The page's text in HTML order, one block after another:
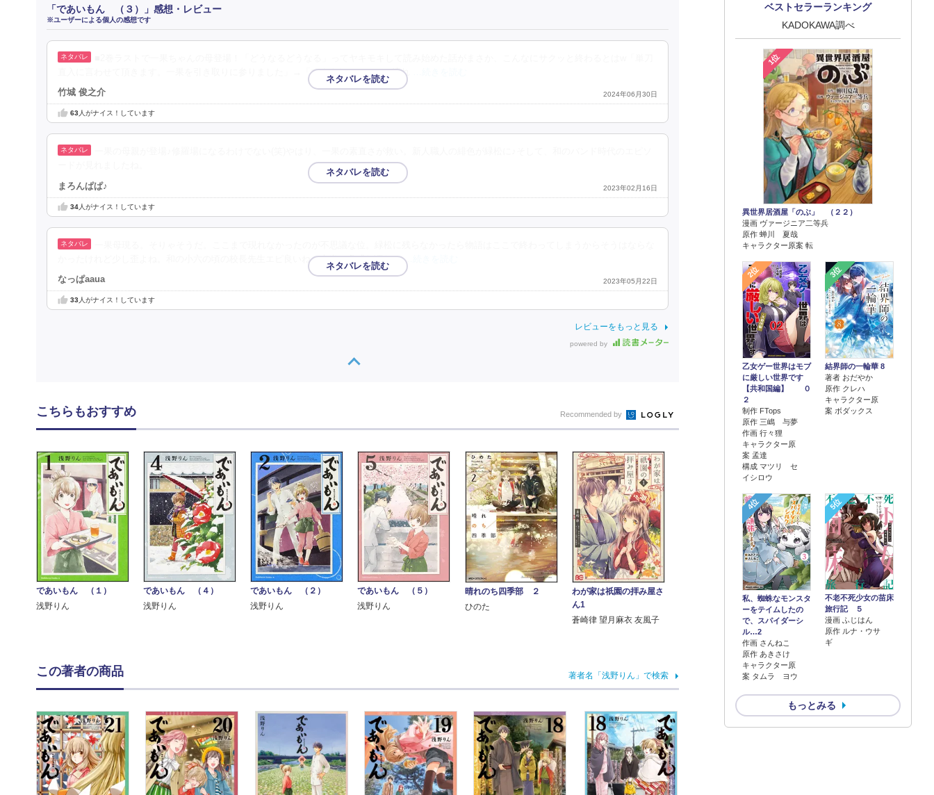
「であいもん （３）」感想・レビュー
※ユーザーによる個人の感想です
直入に言わせて頂きます。一果を引き取りに参りました」→「ですよねぇ！！」の流れ
竹城 俊之介 2024年06月30日
63人がナイス！しています
まろんぱぱ♪ 2023年02月16日
34人がナイス！しています
かったけれど少し歪よね。和の小六の頃の校長先生エピ良いね。本当に多感な頃だか …続きを読む
なっぱaaua 2023年05月22日
33人がナイス！しています
レビューをもっと見る
powered by
ベストセラーランキング
KADOKAWA調べ
1位
異世界居酒屋「のぶ」 （２２）
漫画 ヴァージニア二等兵
原作 蝉川 夏哉
キャラクター原案 転
2位
乙女ゲー世界はモブ
に厳しい世界です
【共和国編】 ０
２
制作 FTops
原作 三嶋 与夢
作画 行々狸
キャラクター原
案 孟達
構成 マツリ セ
イシロウ
3位
結界師の一輪華 8
著者 おだやか
原作 クレハ
キャラクター原
案 ボダックス
4位
私、蜘蛛なモンスタ
ーをテイムしたの
で、スパイダーシ
ル…2
作画 さんねこ
原作 あきさけ
キャラクター原
案 タムラ ヨウ
5位
不老不死少女の苗床
旅行記 ５
漫画 ふじはん
原作 ルナ・ウサ
ギ
もっとみる
こちらもおすすめ Recommended by
であいもん （１）
浅野りん
であいもん （４）
浅野りん
であいもん （２）
浅野りん
であいもん （５）
浅野りん
晴れのち四季部 ２
ひのた
わが家は祇園の拝み屋さ
ん1
蒼崎律 望月麻衣 友風子
この著者の商品 著者名「浅野りん」で検索